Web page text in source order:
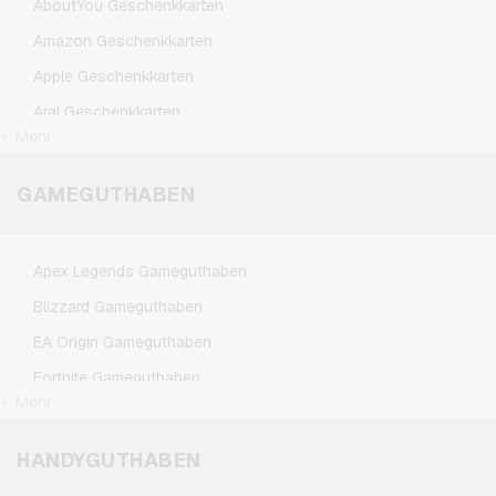
AboutYou Geschenkkarten
Amazon Geschenkkarten
Apple Geschenkkarten
Aral Geschenkkarten
CircleK Geschenkkarten
Grillfürst Geschenkkarten
GAMEGUTHABEN
Apex Legends Gameguthaben
Blizzard Gameguthaben
EA Origin Gameguthaben
Fortnite Gameguthaben
Minecraft Gameguthaben
HANDYGUTHABEN